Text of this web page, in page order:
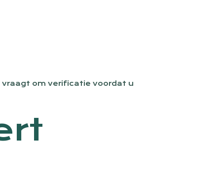
vraagt om verificatie voordat u